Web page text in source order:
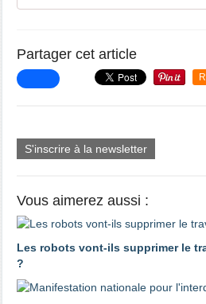
Partager cet article
S'inscrire à la newsletter
Vous aimerez aussi :
Les robots vont-ils supprimer le
?